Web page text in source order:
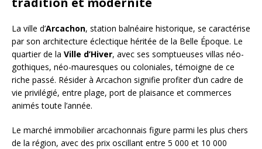
La ville d’Arcachon, station balnéaire historique, se caractérise
par son architecture éclectique héritée de la Belle Époque. Le
quartier de la Ville d’Hiver, avec ses somptueuses villas néo-
gothiques, néo-mauresques ou coloniales, témoigne de ce
riche passé. Résider à Arcachon signifie profiter d’un cadre de
vie privilégié, entre plage, port de plaisance et commerces
animés toute l’année.
Le marché immobilier arcachonnais figure parmi les plus chers
de la région, avec des prix oscillant entre 5 000 et 10 000